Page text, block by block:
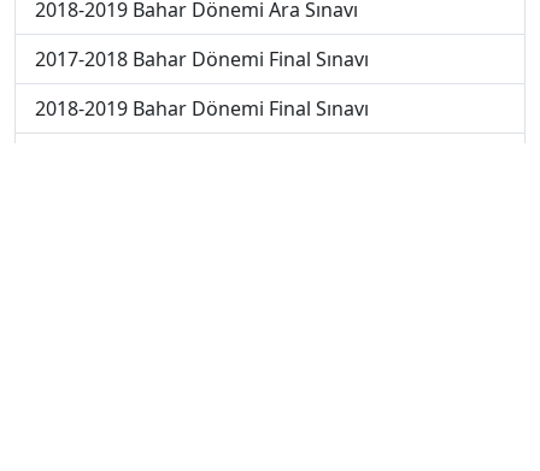
2018-2019 Bahar Dönemi Ara Sınavı
2017-2018 Bahar Dönemi Final Sınavı
2018-2019 Bahar Dönemi Final Sınavı